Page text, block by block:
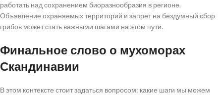
работать над сохранением биоразнообразия в регионе.
Объявление охраняемых территорий и запрет на бездумный сбор
грибов может стать важными шагами на этом пути.
Финальное слово о мухоморах
Скандинавии
В этом контексте стоит задаться вопросом: какие шаги мы можем